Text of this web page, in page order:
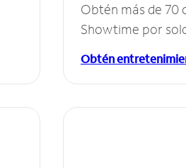
Obtén más de 70
Showtime por
Obtén